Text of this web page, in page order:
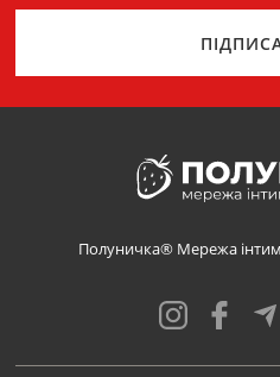
Полуничка® Мережа інтим